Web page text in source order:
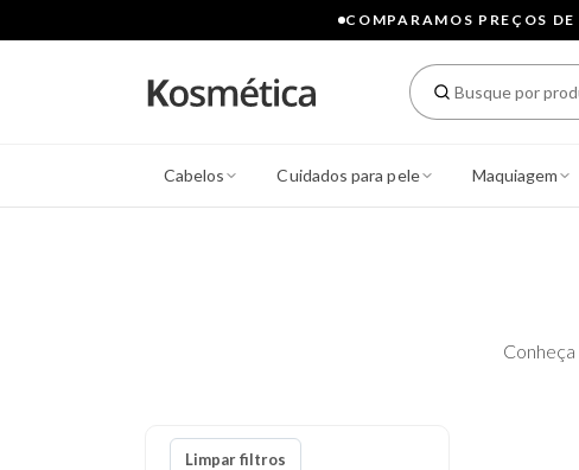
COMPARAMOS PREÇOS
Cabelos Cuidados para pele Maquiagem
Limpar filtros